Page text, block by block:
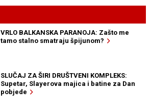
VRLO BALKANSKA PARANOJA: Zašto me
tamo stalno smatraju špijunom?
SLUČAJ ZA ŠIRI DRUŠTVENI KOMPLEKS:
Supetar, Slayerova majica i batine za Dan
pobjede